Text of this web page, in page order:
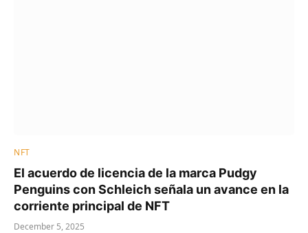
NFT
El acuerdo de licencia de la marca Pudgy
Penguins con Schleich señala un avance en la
corriente principal de NFT
December 5, 2025